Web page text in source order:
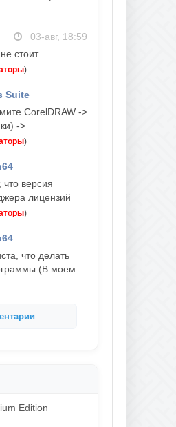
03-авг, 18:59
стоит
)
Suite
03-авг, 18:58
CorelDRAW ->
->
)
что версия
лицензий
)
что делать
(В моем
Edition